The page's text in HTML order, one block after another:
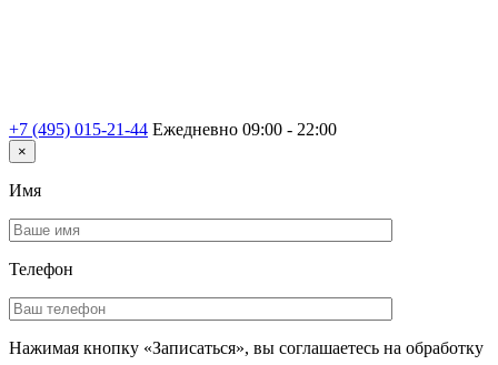
+7 (495) 015-21-44 Ежедневно 09:00 - 22:00
×
Имя
Телефон
Нажимая кнопку «Записаться», вы соглашаетесь на обработку